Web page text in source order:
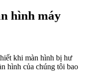
hình máy
khi màn hình bị hư
hình của chúng tôi bao